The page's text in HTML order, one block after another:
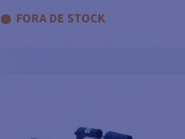
FORA DE STOCK